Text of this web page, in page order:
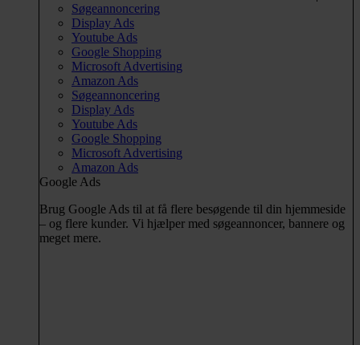
Søgeannoncering
Display Ads
Youtube Ads
Google Shopping
Microsoft Advertising
Amazon Ads
Søgeannoncering
Display Ads
Youtube Ads
Google Shopping
Microsoft Advertising
Amazon Ads
Google Ads
Brug Google Ads til at få flere besøgende til din hjemmeside
– og flere kunder. Vi hjælper med søgeannoncer, bannere og
meget mere.